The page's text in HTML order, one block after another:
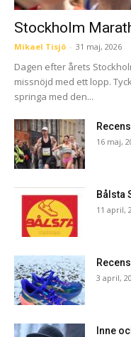
Stockholm
Mikael Tisjö - 31 maj, 2026
Dagen efter årets
missnöjd med ett lopp.
springa med den...
16 maj,
Bålsta
11 april,
3 april,
Inne